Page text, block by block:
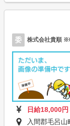
委 株式会社貴順
日給18,000円
入間郡毛呂